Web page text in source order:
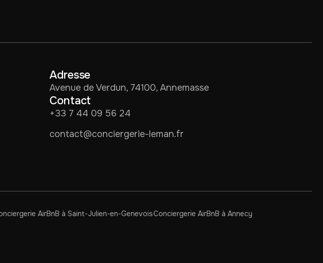
Adresse
Avenue de Verdun, 74100, Annemasse
Contact
+33 7 44 09 56 24
contact@conciergerie-leman.fr
AirBnB à Saint-Julien-en-GenevoisConciergerie AirBnB à Annecy